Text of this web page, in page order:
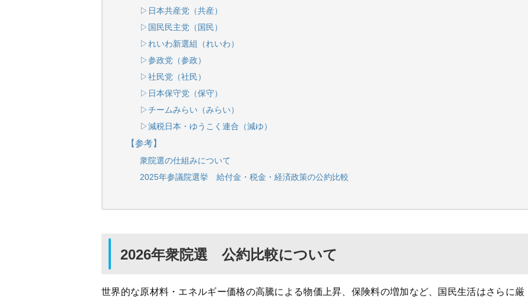
▷日本共産党（共産）
▷国民民主党（国民）
▷れいわ新選組（れいわ）
▷参政党（参政）
▷社民党（社民）
▷日本保守党（保守）
▷チームみらい（みらい）
▷減税日本・ゆうこく連合（減ゆ）
【参考】
衆院選の仕組みについて
2025年参議院選挙 給付金・税金・経済政策の公約比較
2026年衆院選 公約比較について
世界的な原材料・エネルギー価格の高騰による物価上昇、保険料の増加など、国民生活はさらに厳